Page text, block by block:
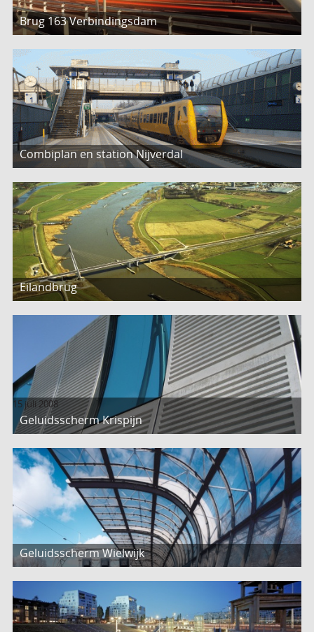
Brug 163 Verbindingsdam
Combiplan en station Nijverdal
Eilandbrug
15 juli 2008
Geluidsscherm Krispijn
Geluidsscherm Wielwijk